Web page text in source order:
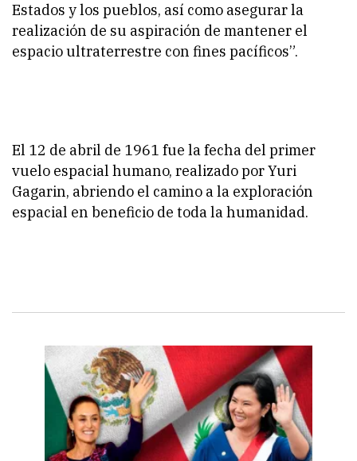
Estados y los pueblos, así como asegurar la
realización de su aspiración de mantener el
espacio ultraterrestre con fines pacíficos”.
El 12 de abril de 1961 fue la fecha del primer
vuelo espacial humano, realizado por Yuri
Gagarin, abriendo el camino a la exploración
espacial en beneficio de toda la humanidad.